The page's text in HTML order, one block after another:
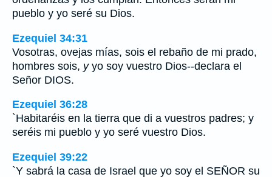
pueblo y yo seré su Dios.
Ezequiel 34:31
Vosotras, ovejas mías, sois el rebaño de mi prado,
hombres sois, yyo soy vuestro Dios--declara el
Señor DIOS.
Ezequiel 36:28
`Habitaréis en la tierra que di a vuestros padres; y
seréis mi pueblo y yo seré vuestro Dios.
Ezequiel 39:22
`Y sabrá la casa de Israel que yo soy el SEÑOR su